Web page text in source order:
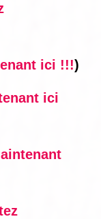
ici !!!)
ici